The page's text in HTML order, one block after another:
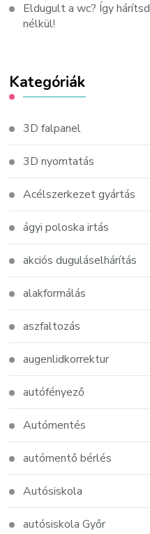
Eldugult a wc? Így
nélkül!
Kategóriák
3D falpanel
3D nyomtatás
Acélszerkezet gyártás
ágyi poloska irtás
akciós duguláselhárítás
alakformálás
aszfaltozás
augenlidkorrektur
autófényező
Autómentés
autómentő bérlés
Autósiskola
autósiskola Győr